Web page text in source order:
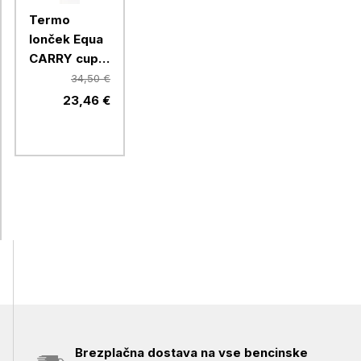
Termo
lonček Equa
CARRY cup,
600 ml,
Butter
34,50 €
23,46 €
Brezplačna dostava na vse bencinske